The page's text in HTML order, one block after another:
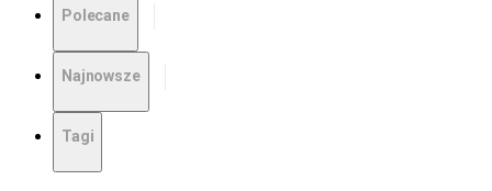
Polecane
Najnowsze
Tagi